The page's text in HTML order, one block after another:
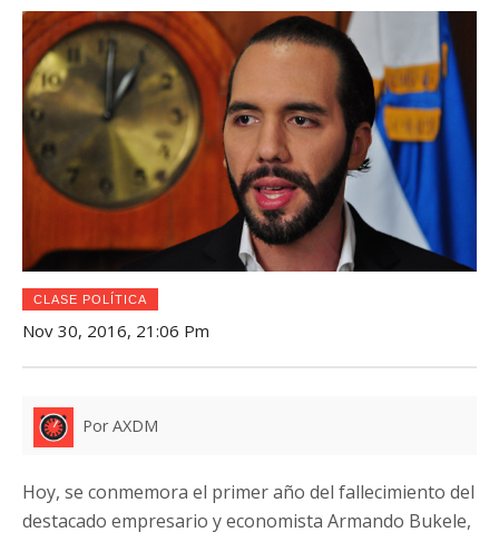
CLASE POLÍTICA
Nov 30, 2016, 21:06 Pm
Por AXDM
Hoy, se conmemora el primer año del fallecimiento del
destacado empresario y economista Armando Bukele,